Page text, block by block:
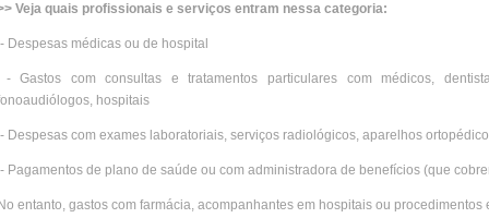
Veja quais profissionais e serviços entram nessa categoria:
Despesas médicas ou de hospital
Gastos com consultas e tratamentos particulares com médicos,
hospitais
Despesas com exames laboratoriais, serviços radiológicos, aparelhos
Pagamentos de plano de saúde ou com administradora de benefícios (que
entanto, gastos com farmácia, acompanhantes em hospitais ou